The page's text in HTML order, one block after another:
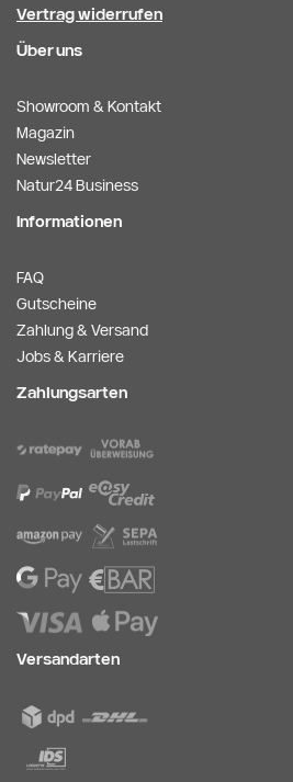
Vertrag widerrufen
Über uns
Showroom & Kontakt
Magazin
Newsletter
Natur24 Business
Informationen
FAQ
Gutscheine
Zahlung & Versand
Jobs & Karriere
Zahlungsarten
Versandarten